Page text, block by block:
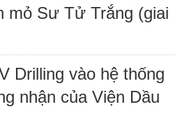
mỏ Sư Tử Trắng (giai
Drilling vào hệ thống
nhận của Viện Dầu